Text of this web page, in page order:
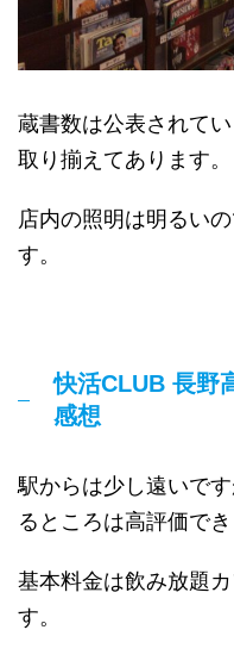
蔵書数は公表されて
取り揃えてあります。
店内の照明は明るい
す。
快活CLUB 長野
感想
駅からは少し遠いで
るところは高評価でき
基本料金は飲み放題
す。